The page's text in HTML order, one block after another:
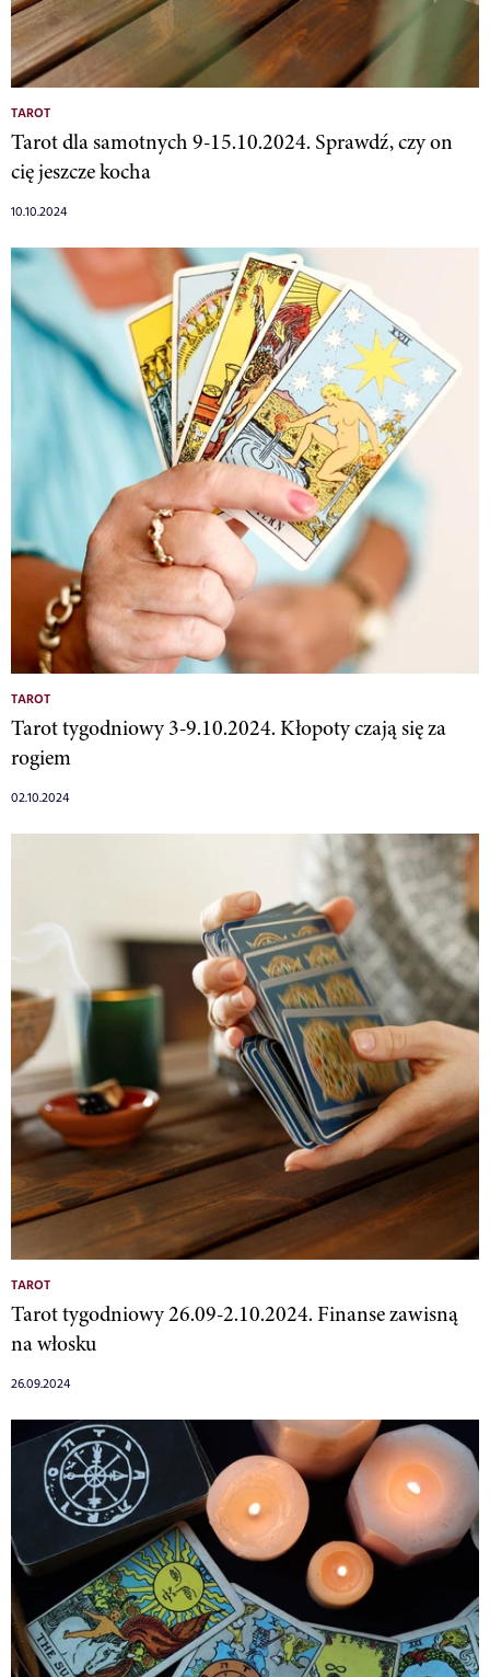
TAROT
Tarot dla samotnych 9-15.10.2024. Sprawdź, czy on
cię jeszcze kocha
10.10.2024
TAROT
Tarot tygodniowy 3-9.10.2024. Kłopoty czają się za
rogiem
02.10.2024
TAROT
Tarot tygodniowy 26.09-2.10.2024. Finanse zawisną
na włosku
26.09.2024